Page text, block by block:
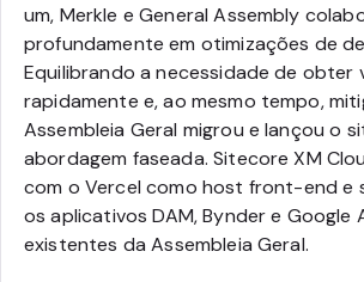
um, Merkle e General Assembly
profundamente em otimizações de
Equilibrando a necessidade de obter
rapidamente e, ao mesmo tempo,
Assembleia Geral migrou e lançou o
abordagem faseada. Sitecore XM
com o Vercel como host front-end e
os aplicativos DAM, Bynder e Google
existentes da Assembleia Geral.